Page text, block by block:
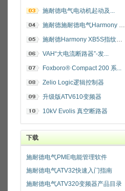
施耐德电气电动机起动及...
施耐德施耐德电气Harmony 指纹开关
施耐德Harmony XB5S指纹识别开关
VAH“大电流断路器”-发...
Foxboro® Compact 200 系...
Zelio Logic逻辑控制器
升级版ATV610变频器
10kV Evolis 真空断路器
下载
施耐德电气PME电能管理软件
施耐德电气ATV32快速入门指南
施耐德电气ATV320变频器产品目录